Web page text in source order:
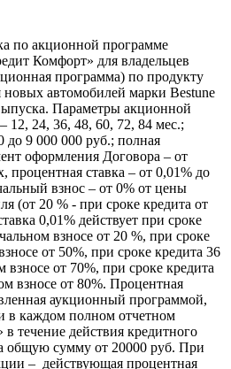
по акционной программе
Комфорт» для владельцев
программа) по продукту
автомобилей марки Bestune
Параметры акционной
12, 24, 36, 48, 60, 72, 84 мес.;
до 9 000 000 руб.; полная
оформления Договора – от
процентная ставка – от 0,01% до
взнос – от 0% от цены
(от 20 % - при сроке кредита от
0,01% действует при сроке
взносе от 20 %, при сроке
от 50%, при сроке кредита 36
от 70%, при сроке кредита
взносе от 80%. Процентная
аукционный программой,
в каждом полном отчетном
течение действия кредитного
общую сумму от 20000 руб. При
– действующая процентная